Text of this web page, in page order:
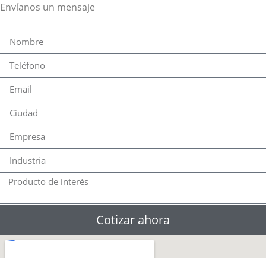
Envíanos un mensaje
Cotizar ahora